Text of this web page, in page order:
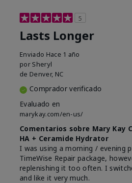
5
Lasts Longer
Enviado Hace 1 año
por Sheryl
de Denver, NC
Comprador verificado
Evaluado en
marykay.com/en-us/
Comentarios sobre Mary Kay
HA + Ceramide Hydrator
I was using a morning / evening
TimeWise Repair package,
replenishing it too often. I
and like it very much.